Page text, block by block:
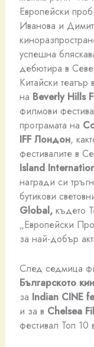
Европейски
Иванова и
успешна
дебютира в
Китайски
на Beverly Hills
филмови
програмата на
IFF Лондон,
фестивалите в
Island
награди си
бутикови
Global,където
„Европейски
за най-добър
След седмица
Българското
за Indian CINE
и за в Chelsea
фестивал Топ